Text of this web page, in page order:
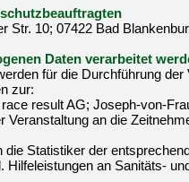
Str. 10; 07422 Bad
Daten verarbeitet
für die Durchführung
zur:
result AG; Joseph-von-
Veranstaltung an die
Statistiker der
Hilfeleistungen an Sanitäts-